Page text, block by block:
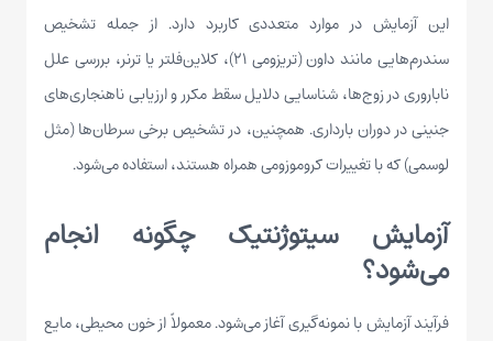
این آزمایش در موارد متعددی کاربرد دارد. از جمله تشخیص
سندرم‌هایی مانند داون (تریزومی ۲۱)، کلاین‌فلتر یا ترنر، بررسی علل
ناباروری در زوج‌ها، شناسایی دلایل سقط مکرر و ارزیابی ناهنجاری‌های
جنینی در دوران بارداری. همچنین، در تشخیص برخی سرطان‌ها (مثل
لوسمی) که با تغییرات کروموزومی همراه هستند، استفاده می‌شود.
آزمایش سیتوژنتیک چگونه انجام
می‌شود؟
فرآیند آزمایش با نمونه‌گیری آغاز می‌شود. معمولاً از خون محیطی، مایع